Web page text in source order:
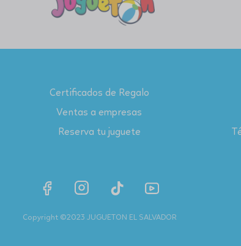
Certificados de Regalo
Ventas a empresas
Reserva tu juguete
Copyright ©2023 JUGUETON EL SALVADOR